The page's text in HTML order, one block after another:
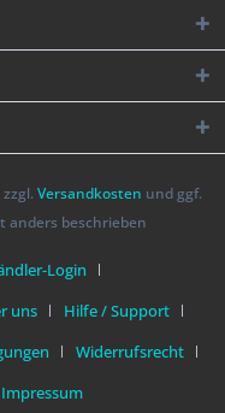
Versandkosten und ggf.
anders beschrieben
Login
uns
Hilfe / Support
Widerrufsrecht
Impressum